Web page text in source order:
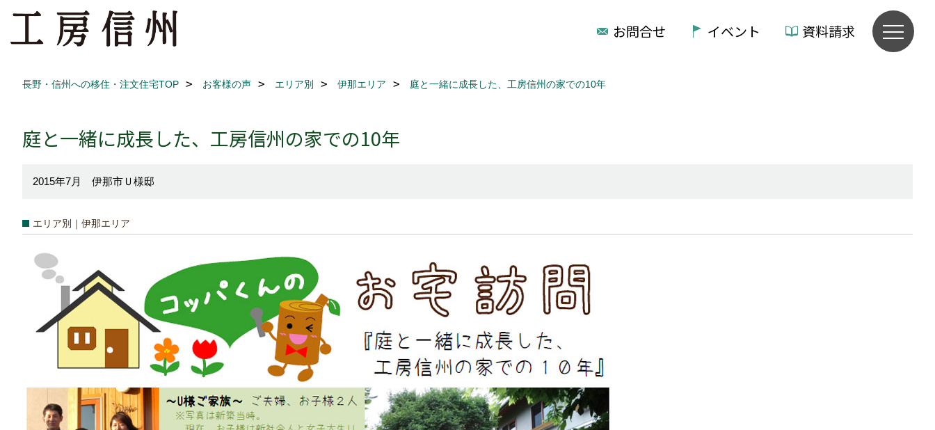
お問合せ イベント 資料請求
長野・信州への移住・注文住宅TOP お客様の声 エリア別 伊那エリア 庭と一緒に成長した、工房信州の家での10年
庭と一緒に成長した、工房信州の家での10年
2015年7月 伊那市Ｕ様邸
エリア別｜伊那エリア